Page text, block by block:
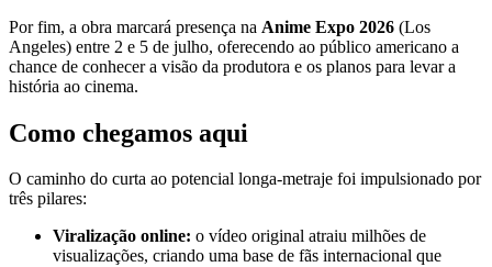
Por fim, a obra marcará presença na Anime Expo 2026 (Los
Angeles) entre 2 e 5 de julho, oferecendo ao público americano a
chance de conhecer a visão da produtora e os planos para levar a
história ao cinema.
Como chegamos aqui
O caminho do curta ao potencial longa‑metraje foi impulsionado por
três pilares:
Viralização online: o vídeo original atraiu milhões de
visualizações, criando uma base de fãs internacional que